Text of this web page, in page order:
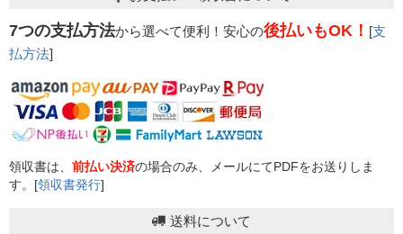
7つの支払方法から選べて便利！安心の後払いもOK！ [支
払方法]
領収書は、 前払い決済の場合のみ、メールにてPDFをお送りしま
す。[領収書発行]
送料について